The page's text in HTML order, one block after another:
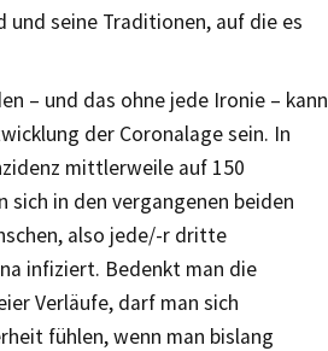
und seine Traditionen, auf die es
– und das ohne jede Ironie – kann
der Coronalage sein. In
mittlerweile auf 150
sich in den vergangenen beiden
also jede/-r dritte
infiziert. Bedenkt man die
Verläufe, darf man sich
fühlen, wenn man bislang